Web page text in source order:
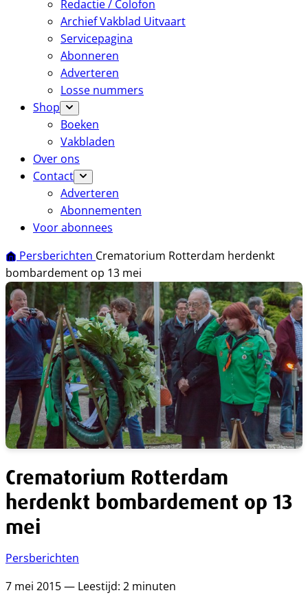
Redactie / Colofon
Archief Vakblad Uitvaart
Servicepagina
Abonneren
Adverteren
Losse nummers
Shop
Boeken
Vakbladen
Over ons
Contact
Adverteren
Abonnementen
Voor abonnees
Persberichten Crematorium Rotterdam herdenkt
bombardement op 13 mei
Crematorium Rotterdam
herdenkt bombardement op 13
mei
Persberichten
7 mei 2015 — Leestijd: 2 minuten